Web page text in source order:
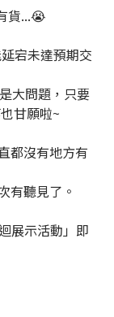
貨...😭
宕未達預期交
大問題，只要
甘願啦~
都沒有地方有
有聽見了。
展示活動」即